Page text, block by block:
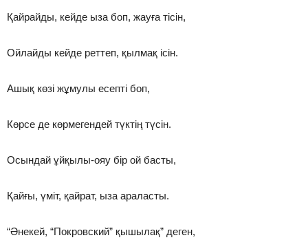
Қайрайды, кейде ыза боп, жауға тісін,
Ойлайды кейде реттеп, қылмақ ісін.
Ашық көзі жұмулы есепті боп,
Көрсе де көрмегендей түктің түсін.
Осындай ұйқылы-ояу бір ой басты,
Қайғы, үміт, қайрат, ыза араласты.
“Әнекей, “Покровский” қышылақ” деген,